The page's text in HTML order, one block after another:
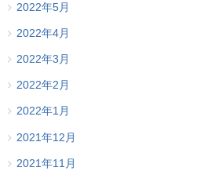
2022年5月
2022年4月
2022年3月
2022年2月
2022年1月
2021年12月
2021年11月